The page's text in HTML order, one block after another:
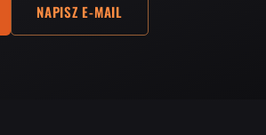
NAPISZ E-MAIL